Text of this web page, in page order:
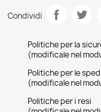
Condividi
Politiche per la
(modificale nel
Politiche per le
(modificale nel
Politiche per i resi